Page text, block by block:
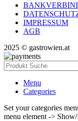
IMPRESSUM
AGB
2025 © gastrowien.at
Menu
Categories
Set your categories
menu element ->